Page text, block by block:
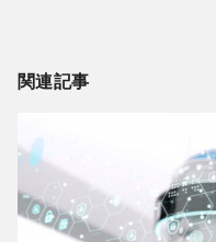
関連記事